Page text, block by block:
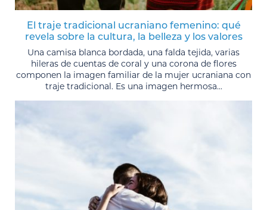
El traje tradicional ucraniano femenino: qué
revela sobre la cultura, la belleza y los valores
Una camisa blanca bordada, una falda tejida, varias
hileras de cuentas de coral y una corona de flores
componen la imagen familiar de la mujer ucraniana con
traje tradicional. Es una imagen hermosa...